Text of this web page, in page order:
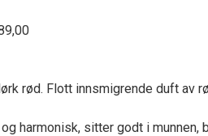
rød. Flott innsmigrende duft av
harmonisk, sitter godt i munnen,